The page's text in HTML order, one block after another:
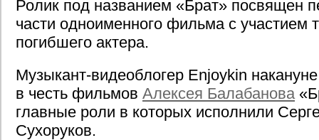
Ролик под названием «Брат» посвящен
части одноименного фильма с участием
погибшего актера.
Музыкант-видеоблогер Enjoykin
в честь фильмов Алексея Балабанова
главные роли в которых исполнили
Сухоруков.